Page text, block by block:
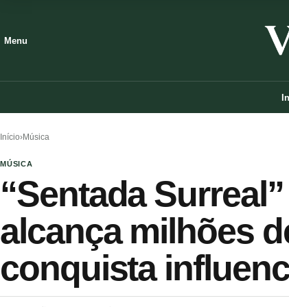
Menu
Início›Música
MÚSICA
“Sentada
alcança milhões
conquista